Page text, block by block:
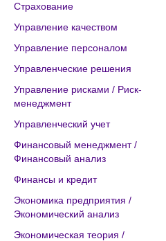
Страхование
Управление качеством
Управление персоналом
Управленческие решения
Управление рисками / Риск-
менеджмент
Управленческий учет
Финансовый менеджмент /
Финансовый анализ
Финансы и кредит
Экономика предприятия /
Экономический анализ
Экономическая теория /